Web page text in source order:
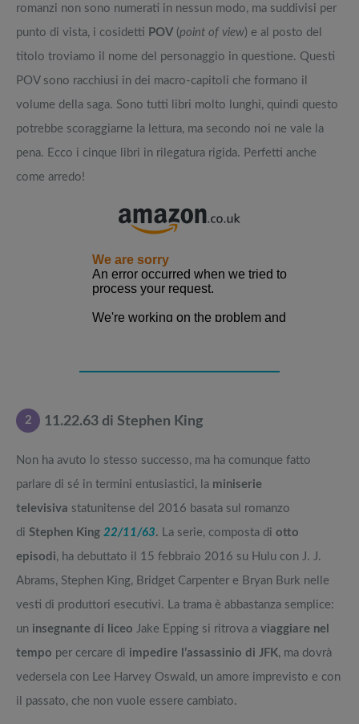
romanzi non sono numerati in nessun modo, ma suddivisi per
punto di vista, i cosidetti POV (point of view) e al posto del
titolo troviamo il nome del personaggio in questione. Questi
POV sono racchiusi in dei macro-capitoli che formano il
volume della saga. Sono tutti libri molto lunghi, quindi questo
potrebbe scoraggiarne la lettura, ma secondo noi ne vale la
pena. Ecco i cinque libri in rilegatura rigida. Perfetti anche
come arredo!
2 11.22.63 di Stephen King
Non ha avuto lo stesso successo, ma ha comunque fatto
parlare di sé in termini entusiastici, la miniserie
televisiva statunitense del 2016 basata sul romanzo
di Stephen King 22/11/63. La serie, composta di otto
episodi, ha debuttato il 15 febbraio 2016 su Hulu con J. J.
Abrams, Stephen King, Bridget Carpenter e Bryan Burk nelle
vesti di produttori esecutivi. La trama è abbastanza semplice:
un insegnante di liceo Jake Epping si ritrova a viaggiare nel
tempo per cercare di impedire l’assassinio di JFK, ma dovrà
vedersela con Lee Harvey Oswald, un amore imprevisto e con
il passato, che non vuole essere cambiato.